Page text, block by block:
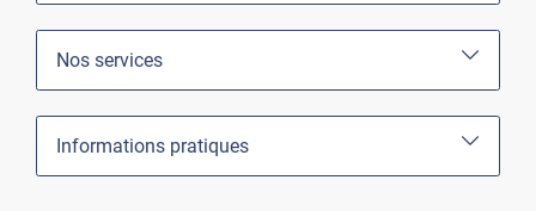
Nos services
Informations pratiques